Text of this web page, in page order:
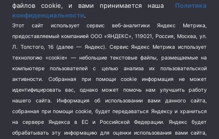
Спецоперация на Украине
(404)
Спорт (740)
Терроризм (1)
Транспорт (262)
Туризм (178)
Флот (76)
Школа и спорт (2)
Экология (8)
Экономика (1172)
файлов cookie, и вами принимается наша Политика
конфиденциальности.
Этот сайт использует сервис веб-аналитики Яндекс Метрика,
предоставляемый компанией ООО «ЯНДЕКС», 119021, Россия, Москва, ул.
Л. Толстого, 16 (далее — Яндекс). Сервис Яндекс Метрика использует
технологию «cookie» — небольшие текстовые файлы, размещаемые на
компьютере пользователей с целью анализа их пользовательской
активности.
Собранная при помощи cookie информация не может
идентифицировать вас, однако может помочь нам улучшить работу
нашего сайта. Информация об использовании вами данного сайта,
собранная при помощи cookie, будет передаваться Яндексу и храниться
на сервере Яндекса в ЕС и Российской Федерации. Яндекс будет
обрабатывать эту информацию для оценки использования вами сайта,